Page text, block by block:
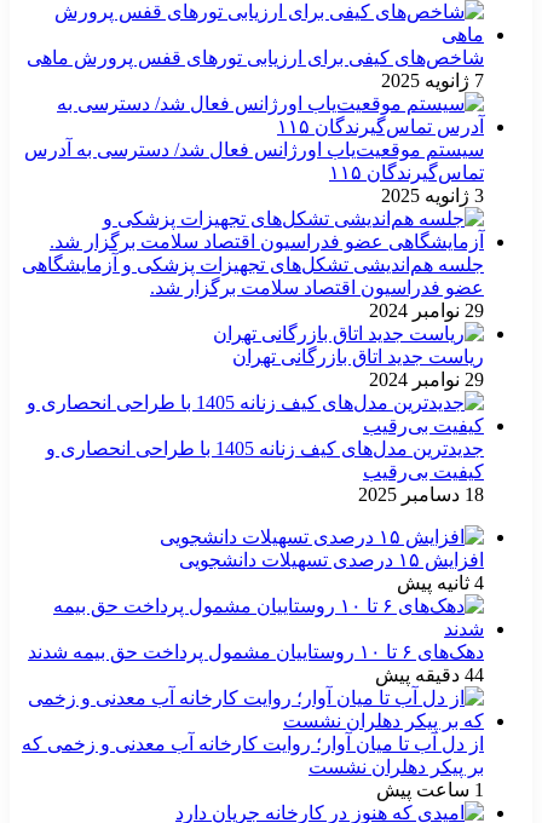
شاخص‌های کیفی برای ارزیابی تورهای قفس پرورش ماهی
7 ژانویه 2025
سیستم موقعیت‌یاب اورژانس فعال شد/ دسترسی به آدرس
تماس‌گیرندگان ۱۱۵
3 ژانویه 2025
جلسه هم‌اندیشی تشکل‌های تجهیزات پزشکی و آزمایشگاهی
عضو فدراسیون اقتصاد سلامت برگزار شد.
29 نوامبر 2024
ریاست جدید اتاق بازرگانی تهران
29 نوامبر 2024
جدیدترین مدل‌های کیف زنانه 1405 با طراحی انحصاری و
کیفیت بی‌رقیب
18 دسامبر 2025
افزایش ۱۵ درصدی تسهیلات دانشجویی
4 ثانیه پیش
دهک‌های ۶ تا ۱۰ روستاییان مشمول پرداخت حق بیمه شدند
44 دقیقه پیش
از دل آب تا میان آوار؛ روایت کارخانه آب معدنی و زخمی که
بر پیکر دهلران نشست
1 ساعت پیش